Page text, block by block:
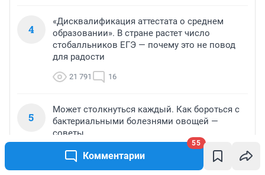
Комментарии
55
4
«Дисквалификация аттестата о среднем
образовании». В стране растет число
стобалльников ЕГЭ — почему это не повод
для радости
21 791 16
5
Может столкнуться каждый. Как бороться с
бактериальными болезнями овощей —
советы
19 845 5